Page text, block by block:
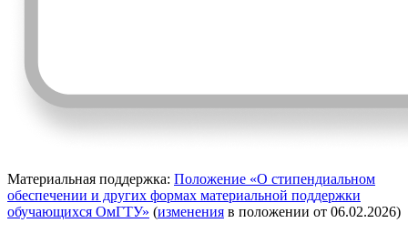
Материальная поддержка: Положение «О стипендиальном
обеспечении и других формах материальной поддержки
обучающихся ОмГТУ» (изменения в положении от 06.02.2026)